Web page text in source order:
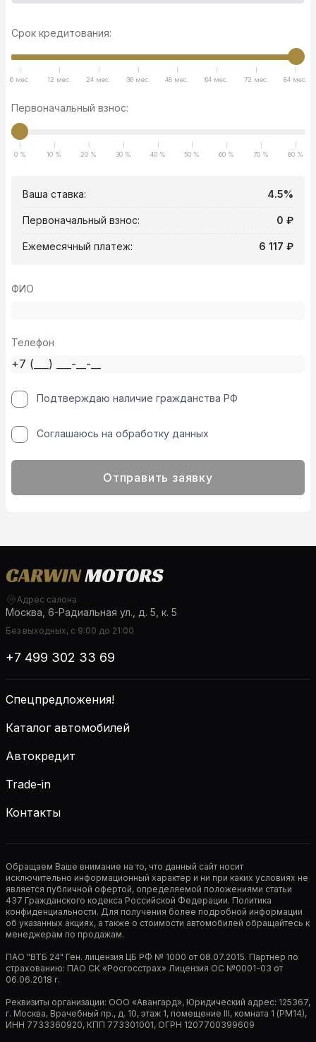
Срок кредитования:
6 мес. 12 мес. 24 мес. 36 мес. 48 мес. 64 мес. 72 мес. 84 мес.
Первоначальный взнос:
0 % 10 % 20 % 30 % 40 % 50 % 60 % 70 % 80 %
Ваша ставка: 4.5%
Первоначальный взнос: 0 ₽
Ежемесячный платеж: 6 117 ₽
ФИО
Телефон
Подтверждаю наличие гражданства РФ
Соглашаюсь на обработку данных
Отправить заявку
Адрес салона
Москва, 6-Радиальная ул., д. 5, к. 5
Без выходных, с 9:00 до 21:00
+7 499 302 33 69
Спецпредложения!
Каталог автомобилей
Автокредит
Trade-in
Контакты
Обращаем Ваше внимание на то, что данный сайт носит
исключительно информационный характер и ни при каких условиях не
является публичной офертой, определяемой положениями статьи
437 Гражданского кодекса Российской Федерации. Политика
конфиденциальности. Для получения более подробной информации
об указанных акциях, а также о стоимости автомобилей обращайтесь к
менеджерам по продажам.
ПАО "ВТБ 24" Ген. лицензия ЦБ РФ № 1000 от 08.07.2015. Партнер по
страхованию: ПАО СК «Росгосстрах» Лицензия ОС №0001-03 от
06.06.2018 г.
Реквизиты организации: ООО «Авангард», Юридический адрес: 125367,
г. Москва, Врачебный пр., д. 10, этаж 1, помещение III, комната 1 (РМ14),
ИНН 7733360920, КПП 773301001, ОГРН 1207700399609